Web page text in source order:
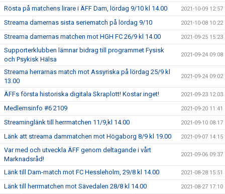
Rösta på matchens lirare i ÄFF Dam, lördag 9/10 kl 14.00 2021-10-09 12:57
Streama damernas sista seriematch på lördag 9/10 2021-10-08 10:22
Streama damernas matchen mot HGH FC 26/9 kl 14.00 2021-09-25 15:23
Supporterklubben lämnar bidrag till programmet Fysisk
och Psykisk Hälsa
2021-09-24 09:08
Streama herrarnas match mot Assyriska på lördag 25/9 kl
13.00
2021-09-24 09:02
ÄFFs första historiska digitala Skraplott! Kostar inget! 2021-09-23 12:03
Medlemsinfo #6 2109 2021-09-20 11:41
Streaminglänk till herrmatchen 11/9,kl 14.00 2021-09-10 08:17
Länk att streama dammatchen mot Högaborg 8/9 kl 19.00 2021-09-07 14:15
Var med och utveckla ÄFF genom deltagande i vårt
Marknadsråd!
2021-09-06 09:37
Länk till Dam-match mot FC Hessleholm, 29/8 kl 14.00 2021-08-28 15:51
Länk till herrmatchen mot Sävedalen 28/8 kl 14.00 2021-08-27 17:10